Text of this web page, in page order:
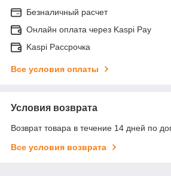
Безналичный расчет
Онлайн оплата через Kaspi Pay
Kaspi Рассрочка
Все условия оплаты
Условия возврата
Возврат товара в течение 14 дней по
Все условия возврата